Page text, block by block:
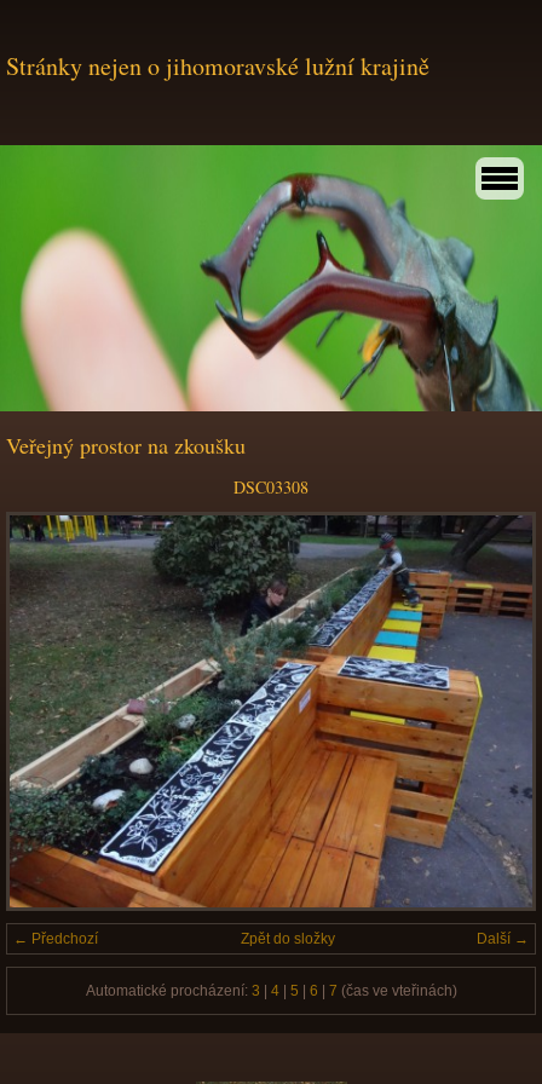
Stránky nejen o jihomoravské lužní krajině
Veřejný prostor na zkoušku
DSC03308
← Předchozí Další →
Zpět do složky
Automatické procházení: 3 4| 5 6 7 (čas ve vteřinách)